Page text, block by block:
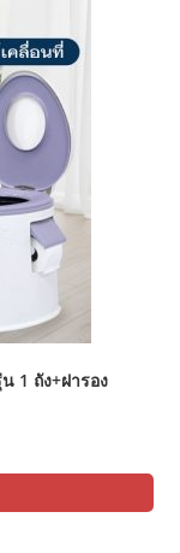
1 ถัง+ฝารอง
1,990.00. has